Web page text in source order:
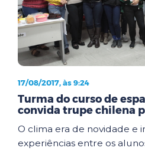
17/08/2017, às 9:24
Turma do curso de
convida trupe chilena
O clima era de novidade e
experiências entre os